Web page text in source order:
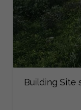
Building Site